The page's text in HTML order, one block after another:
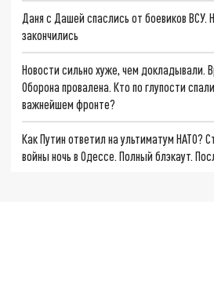
Даня с Дашей спаслись от боевиков
закончились
Новости сильно хуже, чем докладывали.
Оборона провалена. Кто по глупости
важнейшем фронте?
Как Путин ответил на ультиматум НАТО?
войны ночь в Одессе. Полный блэкаут.